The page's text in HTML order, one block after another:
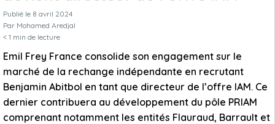
Publié le 8 avril 2024
Par Mohamed Aredjal
< 1 min de lecture
Emil Frey France consolide son engagement sur le
marché de la rechange indépendante en recrutant
Benjamin Abitbol en tant que directeur de l’offre IAM. Ce
dernier contribuera au développement du pôle PRIAM
comprenant notamment les entités Flauraud, Barrault et